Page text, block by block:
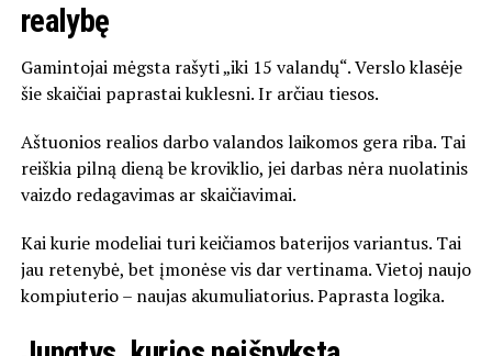
realybę
Gamintojai mėgsta rašyti „iki 15 valandų“. Verslo klasėje
šie skaičiai paprastai kuklesni. Ir arčiau tiesos.
Aštuonios realios darbo valandos laikomos gera riba. Tai
reiškia pilną dieną be kroviklio, jei darbas nėra nuolatinis
vaizdo redagavimas ar skaičiavimai.
Kai kurie modeliai turi keičiamos baterijos variantus. Tai
jau retenybė, bet įmonėse vis dar vertinama. Vietoj naujo
kompiuterio – naujas akumuliatorius. Paprasta logika.